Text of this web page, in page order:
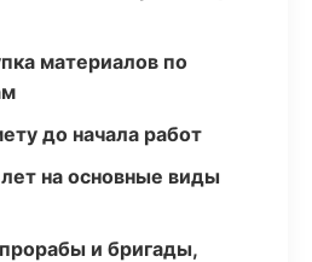
материалов по
до начала работ
на основные виды
и бригады,